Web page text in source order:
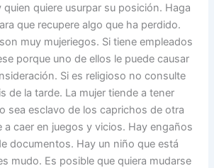
quiere usurpar su posición. Haga
que recupere algo que ha perdido.
muy mujeriegos. Si tiene empleados
porque uno de ellos le puede causar
Si es religioso no consulte
de la tarde. La mujer tiende a tener
sea esclavo de los caprichos de otra
a caer en juegos y vicios. Hay engaños
documentos. Hay un niño que está
mudo. Es posible que quiera mudarse